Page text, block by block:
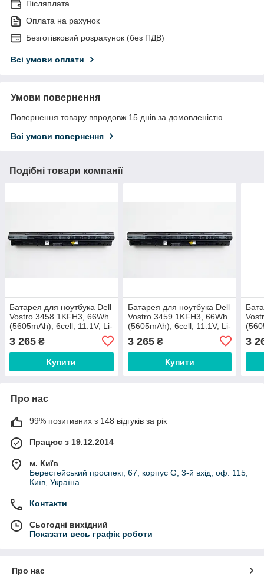
Післяплата
Оплата на рахунок
Безготівковий розрахунок (без ПДВ)
Всі умови оплати
Умови повернення
Повернення товару впродовж 15 днів за домовленістю
Всі умови повернення
Подібні товари компанії
Батарея для ноутбука Dell
Vostro 3458 1KFH3, 66Wh
(5605mAh), 6cell, 11.1V, Li-
ion, чорна, ОРИГІНАЛЬНА
3 265 ₴
Купити
Батарея для ноутбука Dell
Vostro 3459 1KFH3, 66Wh
(5605mAh), 6cell, 11.1V, Li-
ion, чорна, ОРИГІНАЛЬНА
3 265₴
Купити
3
Про нас
99% позитивних з 148 відгуків за рік
Працює з 19.12.2014
м. Київ
Берестейський проспект, 67, корпус G, 3-й вхід, оф. 115,
Київ, Україна
Контакти
Сьогодні вихідний
Показати весь графік роботи
Про нас